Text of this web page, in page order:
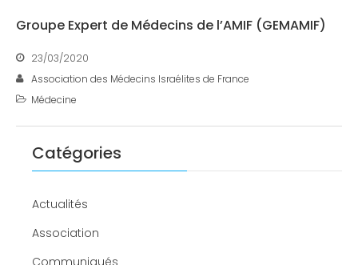
Groupe Expert de Médecins de l’AMIF (GEMAMIF)
23/03/2020
Association des Médecins Israélites de France
Médecine
Catégories
Actualités
Association